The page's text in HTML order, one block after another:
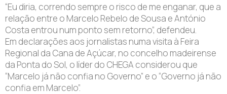
“Eu diria, correndo sempre o risco de me enganar, que a
relação entre o Marcelo Rebelo de Sousa e António
Costa entrou num ponto sem retorno”, defendeu.
Em declarações aos jornalistas numa visita à Feira
Regional da Cana de Açúcar, no concelho madeirense
da Ponta do Sol, o líder do CHEGA considerou que
“Marcelo já não confia no Governo” e o “Governo já não
confia em Marcelo”.